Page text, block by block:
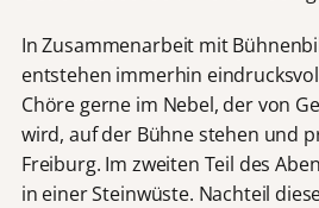
In Zusammenarbeit mit
entstehen immerhin
Chöre gerne im Nebel, der von
wird, auf der Bühne stehen und
Freiburg. Im zweiten Teil des
in einer Steinwüste. Nachteil